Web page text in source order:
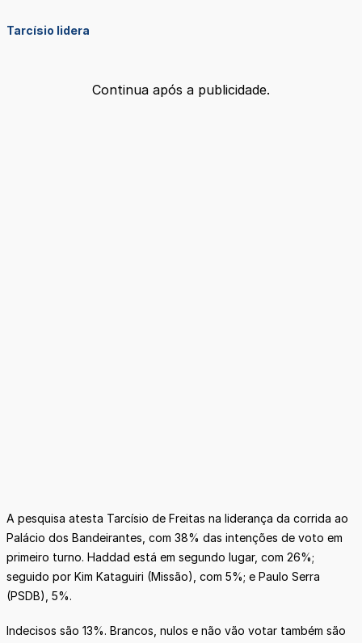
Tarcísio lidera
Continua após a publicidade.
A pesquisa atesta Tarcísio de Freitas na liderança da corrida ao
Palácio dos Bandeirantes, com 38% das intenções de voto em
primeiro turno. Haddad está em segundo lugar, com 26%;
seguido por Kim Kataguiri (Missão), com 5%; e Paulo Serra
(PSDB), 5%.
Indecisos são 13%. Brancos, nulos e não vão votar também são